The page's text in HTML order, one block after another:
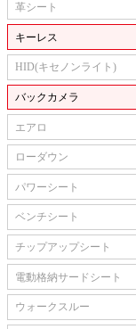
革シート
キーレス
HID(キセノンライト)
バックカメラ
エアロ
ローダウン
パワーシート
ベンチシート
チップアップシート
電動格納サードシート
ウォークスルー